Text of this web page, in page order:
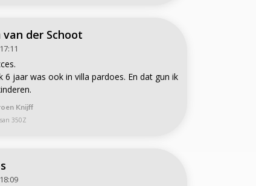
der Schoot
6 jaar was ook in villa pardoes. En dat gun ik
Knijff
350Z